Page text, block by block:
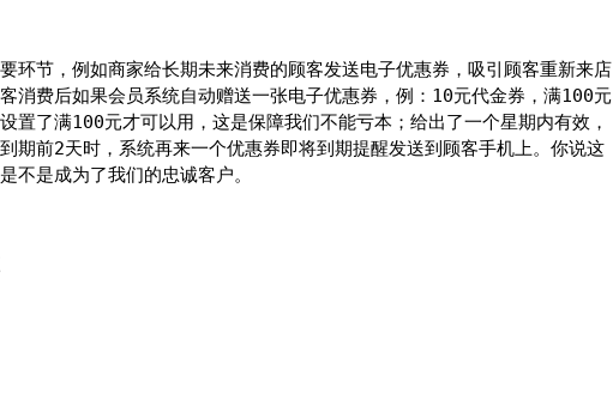
环节，例如商家给长期未来消费的顾客发送电子优惠券，吸引顾客重新来店
消费后如果会员系统自动赠送一张电子优惠券，例：10元代金券，满100元
置了满100元才可以用，这是保障我们不能亏本；给出了一个星期内有效，
期前2天时，系统再来一个优惠券即将到期提醒发送到顾客手机上。你说这
不是成为了我们的忠诚客户。